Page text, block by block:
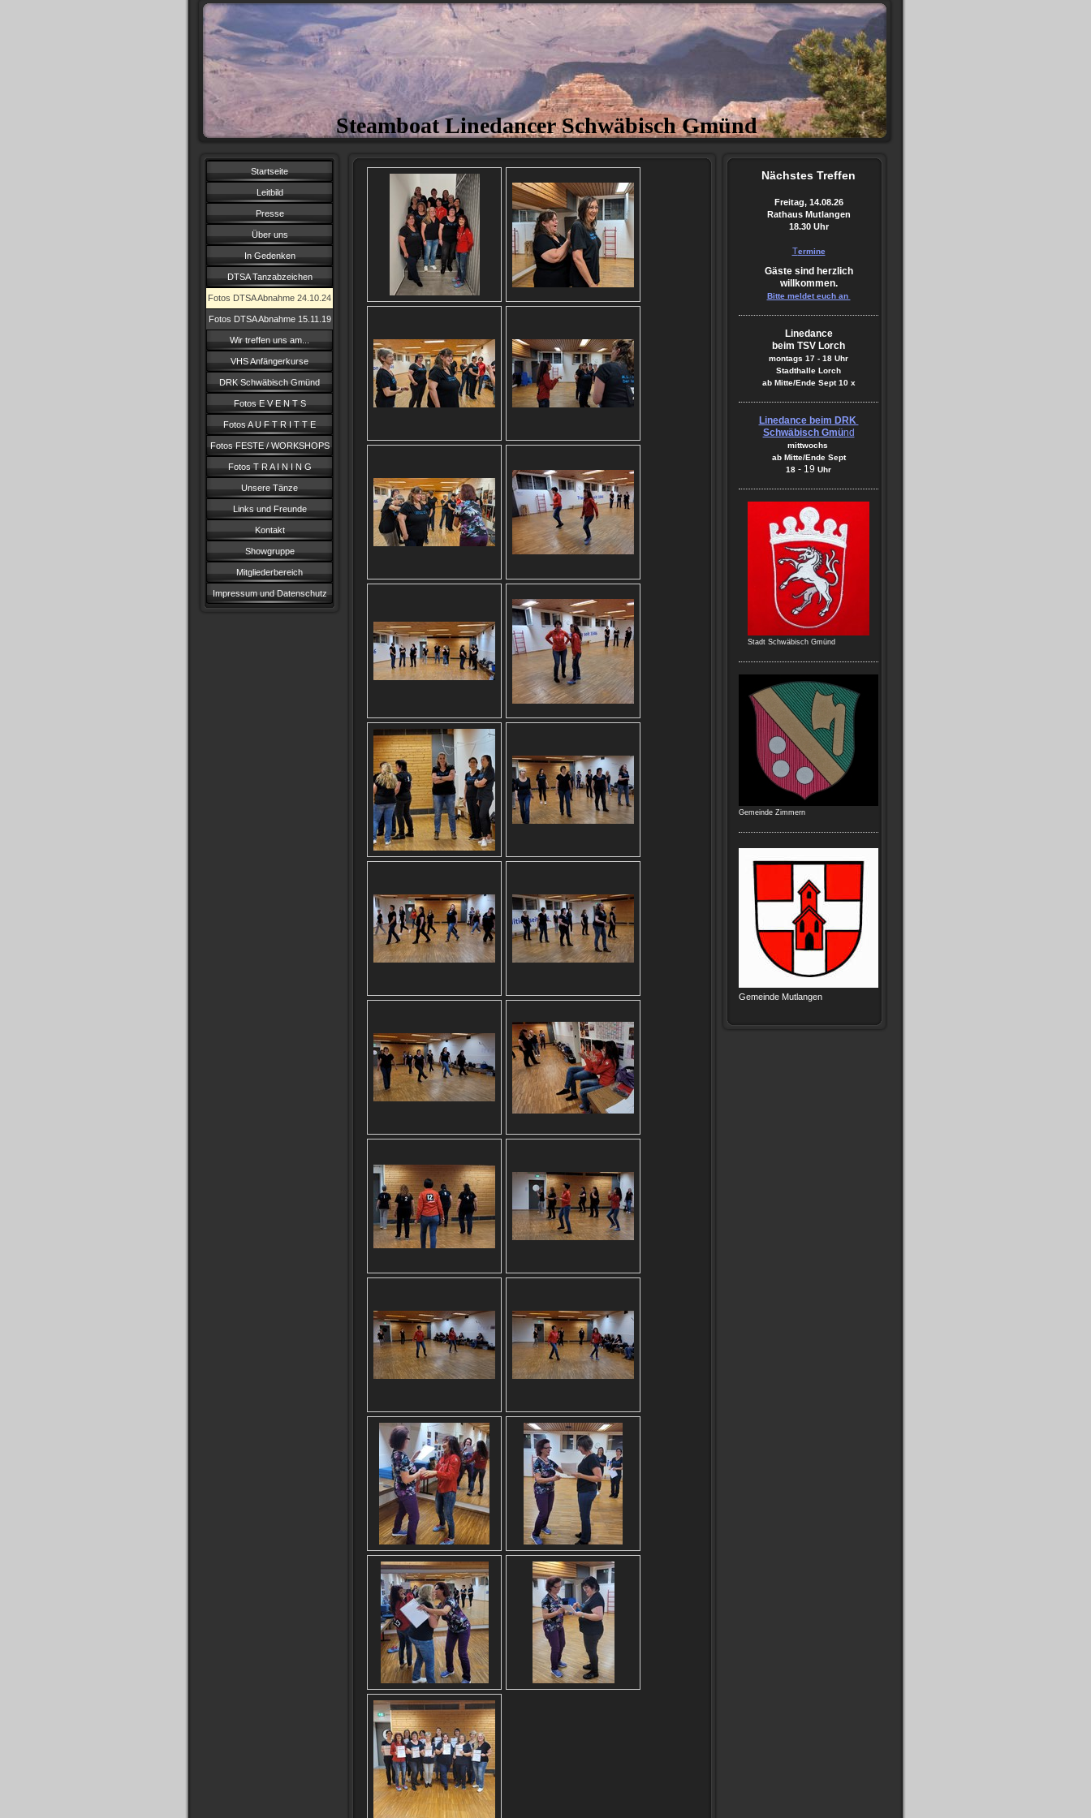
Steamboat Linedancer Schwäbisch Gmünd
Startseite
Leitbild
Presse
Über uns
In Gedenken
DTSA Tanzabzeichen
Fotos DTSA Abnahme 24.10.24
Fotos DTSA Abnahme 15.11.19
Wir treffen uns am...
VHS Anfängerkurse
DRK Schwäbisch Gmünd
Fotos E V E N T S
Fotos A U F T R I T T E
Fotos FESTE / WORKSHOPS
Fotos T R A I N I N G
Unsere Tänze
Links und Freunde
Kontakt
Showgruppe
Mitgliederbereich
Impressum und Datenschutz
Nächstes Treffen
Freitag, 14.08.26
Rathaus Mutlangen
18.30 Uhr
Termine
Gäste sind herzlich
willkommen.
Bitte meldet euch an
Linedance
beim TSV Lorch
montags 17 - 18 Uhr
Stadthalle Lorch
ab Mitte/Ende Sept 10 x
Linedance beim DRK
Schwäbisch Gmünd
mittwochs
ab Mitte/Ende Sept
18 - 19 Uhr
Stadt Schwäbisch Gmünd
Gemeinde Zimmern
Gemeinde Mutlangen